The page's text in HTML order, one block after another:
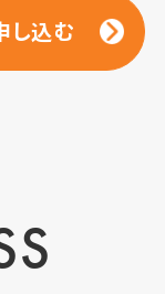
し込む
込む